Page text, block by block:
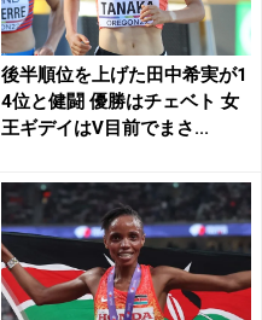
後半順位を上げた田中希実が1
4位と健闘 優勝はチェベト 女
王ギデイはV目前でまさ...